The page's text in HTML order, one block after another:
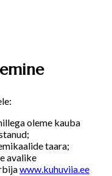
oleme kauba
taara;
avalike
www.kuhuviia.ee